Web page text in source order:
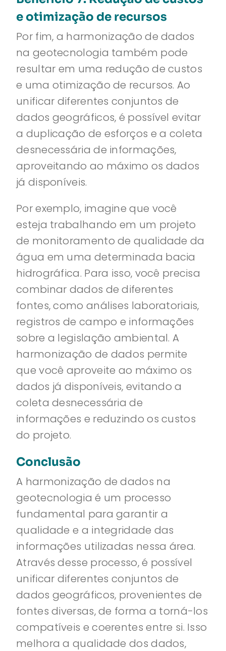
e otimização de recursos
Por fim, a harmonização de dados
na geotecnologia também pode
resultar em uma redução de custos
e uma otimização de recursos. Ao
unificar diferentes conjuntos de
dados geográficos, é possível evitar
a duplicação de esforços e a coleta
desnecessária de informações,
aproveitando ao máximo os dados
já disponíveis.
Por exemplo, imagine que você
esteja trabalhando em um projeto
de monitoramento de qualidade da
água em uma determinada bacia
hidrográfica. Para isso, você precisa
combinar dados de diferentes
fontes, como análises laboratoriais,
registros de campo e informações
sobre a legislação ambiental. A
harmonização de dados permite
que você aproveite ao máximo os
dados já disponíveis, evitando a
coleta desnecessária de
informações e reduzindo os custos
do projeto.
Conclusão
A harmonização de dados na
geotecnologia é um processo
fundamental para garantir a
qualidade e a integridade das
informações utilizadas nessa área.
Através desse processo, é possível
unificar diferentes conjuntos de
dados geográficos, provenientes de
fontes diversas, de forma a torná-los
compatíveis e coerentes entre si. Isso
melhora a qualidade dos dados,